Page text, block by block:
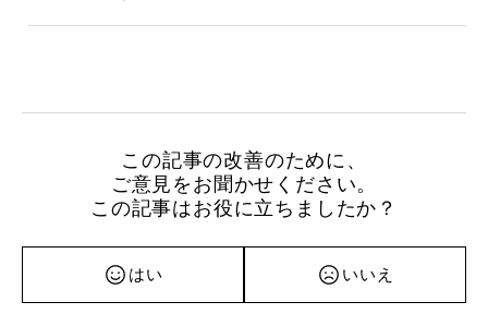
この記事の改善のために、
ご意見をお聞かせください。
この記事はお役に立ちましたか？
はい いいえ